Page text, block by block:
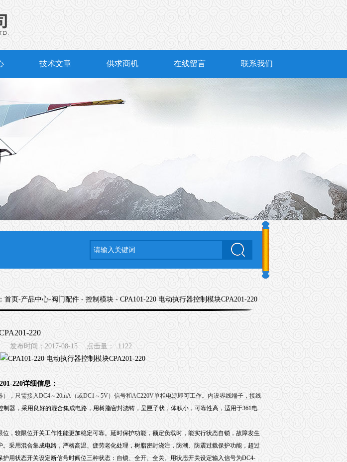
技术文章 供求商机 在线留言 联系我们
首页-产品中心-阀门配件 - 控制模块 - CPA101-220 电动执行器控制模块CPA201-220
220
发布时间：2017-08-15 点击量： 1122
220详细信息：
，只需接入DC4～20mA（或DC1～5V）信号和AC220V单相电源即可工作。内设界线端子，接线
制器，采用良好的混合集成电路，用树脂密封浇铸，呈匣子状，体积小，可靠性高，适用于361电
，较限位开关工作性能更加稳定可靠。延时保护功能，额定负载时，能实行状态自锁，故障发生
采用混合集成电路，严格高温、疲劳老化处理，树脂密封浇注，防潮、防震过载保护功能，超过
用状态开关设定断信号时阀位三种状态：自锁、全开、全关。用状态开关设定输入信号为DC4-